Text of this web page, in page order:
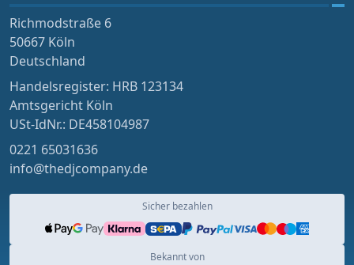
Richmodstraße 6
50667 Köln
Deutschland
Handelsregister: HRB 123134
Amtsgericht Köln
USt-IdNr.: DE458104987
0221 65031636
info@thedjcompany.de
Sicher bezahlen
Bekannt von